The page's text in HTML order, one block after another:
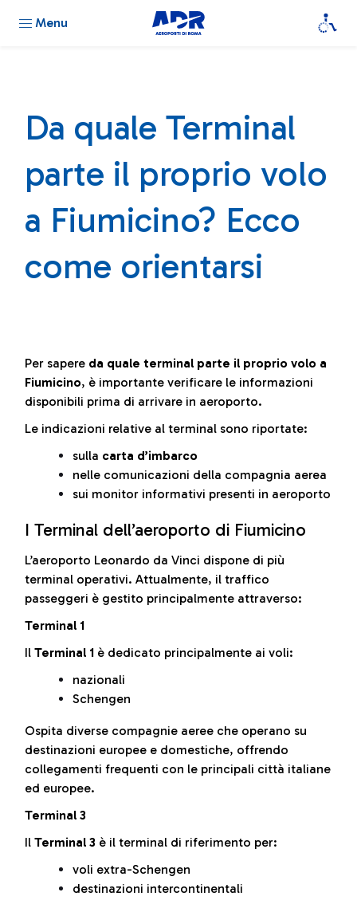
Menu
Da quale Terminal
parte il proprio volo
a Fiumicino? Ecco
come orientarsi
Per sapere da quale terminal parte il proprio volo a
Fiumicino, è importante verificare le informazioni
disponibili prima di arrivare in aeroporto.
Le indicazioni relative al terminal sono riportate:
sulla carta d’imbarco
nelle comunicazioni della compagnia aerea
sui monitor informativi presenti in aeroporto
I Terminal dell’aeroporto di Fiumicino
L’aeroporto Leonardo da Vinci dispone di più
terminal operativi. Attualmente, il traffico
passeggeri è gestito principalmente attraverso:
Terminal 1
Il Terminal 1 è dedicato principalmente ai voli:
nazionali
Schengen
Ospita diverse compagnie aeree che operano su
destinazioni europee e domestiche, offrendo
collegamenti frequenti con le principali città italiane
ed europee.
Terminal 3
Il Terminal 3 è il terminal di riferimento per:
voli extra-Schengen
destinazioni intercontinentali